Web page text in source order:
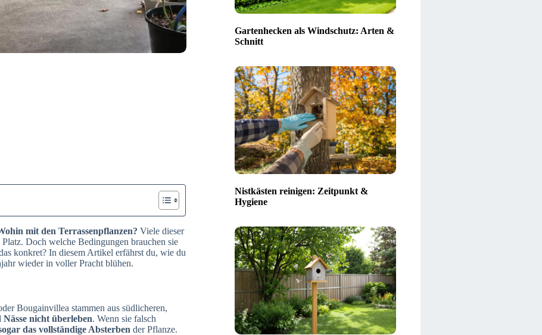
mit den Terrassenpflanzen? Viele dieser
Doch welche Bedingungen brauchen sie
konkret? In diesem Artikel erfährst du, wie du
wieder in voller Pracht blühen.
Bougainvillea stammen aus südlicheren,
nicht überleben. Wenn sie falsch
das vollständige Absterben der Pflanze.
Gartenhecken als Windschutz: Arten &
Schnitt
Nistkästen reinigen: Zeitpunkt &
Hygiene